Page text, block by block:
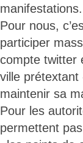
Pour nous,
participer
compte twitter
ville prétextant
maintenir sa
Pour les
permettent